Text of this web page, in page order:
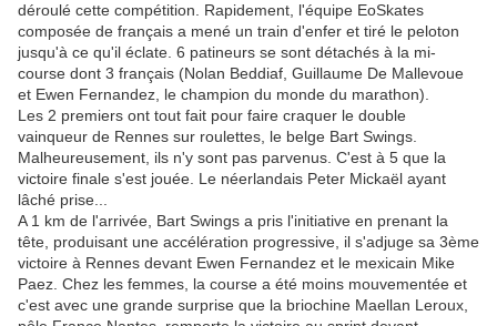
déroulé cette compétition. Rapidement, l'équipe EoSkates
composée de français a mené un train d'enfer et tiré le peloton
jusqu'à ce qu'il éclate. 6 patineurs se sont détachés à la mi-
course dont 3 français (Nolan Beddiaf, Guillaume De Mallevoue
et Ewen Fernandez, le champion du monde du marathon).
Les 2 premiers ont tout fait pour faire craquer le double
vainqueur de Rennes sur roulettes, le belge Bart Swings.
Malheureusement, ils n'y sont pas parvenus. C'est à 5 que la
victoire finale s'est jouée. Le néerlandais Peter Mickaël ayant
lâché prise...
A 1 km de l'arrivée, Bart Swings a pris l'initiative en prenant la
tête, produisant une accélération progressive, il s'adjuge sa 3ème
victoire à Rennes devant Ewen Fernandez et le mexicain Mike
Paez. Chez les femmes, la course a été moins mouvementée et
c'est avec une grande surprise que la briochine Maellan Leroux,